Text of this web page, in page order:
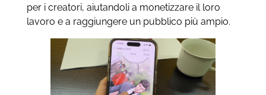
per i creatori, aiutandoli a monetizzare il loro
lavoro e a raggiungere un pubblico più ampio.